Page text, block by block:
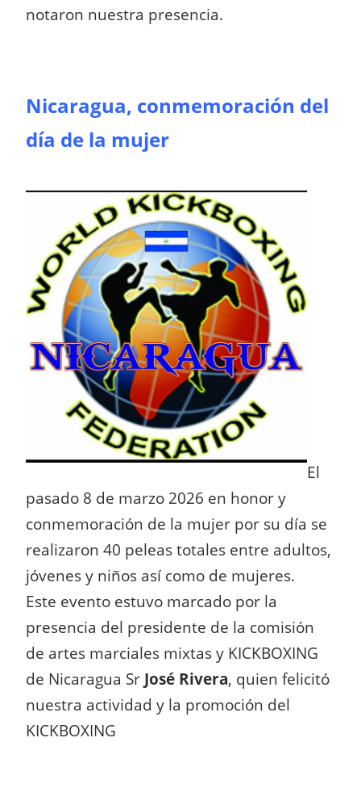
notaron nuestra presencia.
Nicaragua, conmemoración del
día de la mujer
El
pasado 8 de marzo 2026 en honor y
conmemoración de la mujer por su día se
realizaron 40 peleas totales entre adultos,
jóvenes y niños así como de mujeres.
Este evento estuvo marcado por la
presencia del presidente de la comisión
de artes marciales mixtas y KICKBOXING
de Nicaragua Sr José Rivera, quien felicitó
nuestra actividad y la promoción del
KICKBOXING